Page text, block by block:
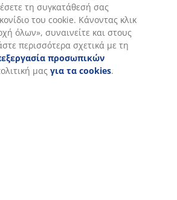
με σκόνη άνθρακα από
φυσικά την υγρασία και
το μαξιλάρι να παραμένει
μεγαλύτερο χρονικό διάστημα.